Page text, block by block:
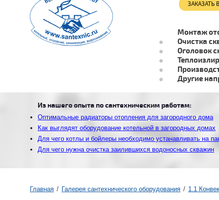
Главная Галерея сантехнического оборудования 1.1
Монтаж
Очистка
Оголовок
Другие
Из нашего опыта по сантехническим работам:
Оптимальные радиаторы отопления для загородного дома
Как выглядят оборудование котельной в загородных домах
Для чего котлы и бойлеры необходимо устанавливать на
Для чего нужна очистка заилившихся водоносных скважин